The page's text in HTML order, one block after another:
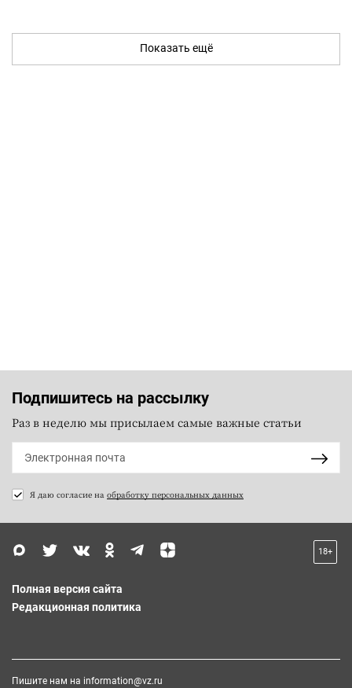
Показать ещё
Подпишитесь на рассылку
Раз в неделю мы присылаем самые важные статьи
Я даю согласие на обработку персональных данных
18+
Полная версия сайта
Редакционная политика
Пишите нам на information@vz.ru